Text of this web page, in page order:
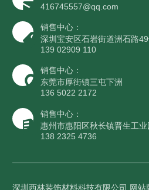
416745557@qq.com
销售中心：
深圳宝安区石岩街道洲石路
139 02909 110
销售中心：
东莞市厚街镇三屯下洲
136 5022 2172
销售中心：
惠州市惠阳区秋长镇晋生工业
138 2325 4736
深圳西林装饰材料科技有限公司 网站